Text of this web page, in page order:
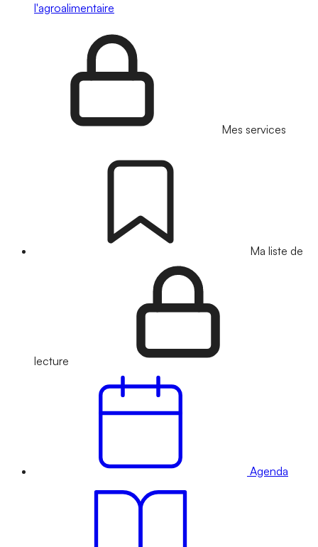
l'agroalimentaire
Mes services
Ma liste de
lecture
Agenda